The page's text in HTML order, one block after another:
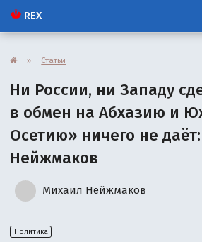
REX
» Статьи
Ни России, ни Западу
в обмен на Абхазию и
Осетию» ничего не
Нейжмаков
Михаил Нейжмаков
Политика